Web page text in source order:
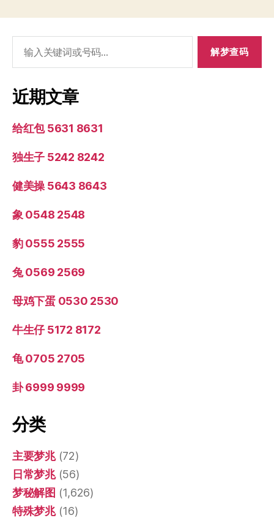
索：
近期文章
给红包 5631 8631
独生子 5242 8242
健美操 5643 8643
象 0548 2548
豹 0555 2555
兔 0569 2569
母鸡下蛋 0530 2530
牛生仔 5172 8172
龟 0705 2705
卦 6999 9999
分类
主要梦兆(72)
日常梦兆(56)
梦秘解图 (1,626)
特殊梦兆(16)